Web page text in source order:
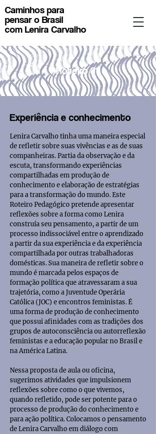
Caminhos para
pensar o Brasil
com Lenira Carvalho
Roteiro 01.
Experiência e conhecimento
Lenira Carvalho tinha uma maneira especial
de refletir sobre suas vivências e as de suas
companheiras. Partia da observação e da
escuta, transformando experiências
compartilhadas em produção de
conhecimento e elaboração de estratégias
para a transformação do mundo. Este
Roteiro Pedagógico pretende apresentar
reflexões sobre a forma como Lenira
construía seu pensamento, a partir de um
processo indissociável entre o aprendizado
a partir da sua experiência e da experiência
compartilhada por outras trabalhadoras
domésticas. Sua maneira de refletir sobre o
mundo é marcada pelos espaços de
formação política que atravessaram a sua
trajetória, como a Juventude Operária
Católica (JOC) e encontros feministas. É
uma forma de produção de conhecimento
que possui afinidades com as tradições dos
grupos de autoconsciência ou autorreflexão
feministas e a educação popular no Brasil e
na América Latina.
Nessa proposta de aula ou oficina,
sugerimos atividades que impulsionem
reflexões sobre como o que vivemos,
quando refletido, pode ser potente para o
processo de produção do conhecimento e
para ação política. Colocamos o pensamento
de Lenira Carvalho em diálogo com